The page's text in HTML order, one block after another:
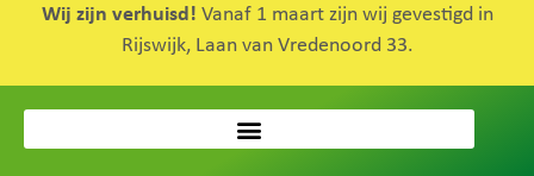
Wij zijn verhuisd! Vanaf 1 maart zijn wij gevestigd in
Rijswijk, Laan van Vredenoord 33.